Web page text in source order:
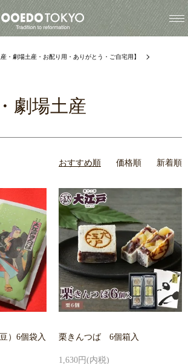
・劇場土産・お配り用・ありがとう・ご自宅用】
劇場土産
おすすめ順 価格順 新着順
）6個袋入 栗きんつば 6個箱入
1,630円(内税)